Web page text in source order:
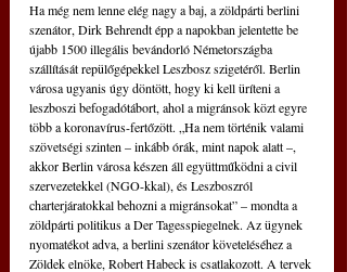
Ha még nem lenne elég nagy a baj, a zöldpárti berlini
szenátor, Dirk Behrendt épp a napokban jelentette be
újabb 1500 illegális bevándorló Németországba
szállítását repülőgépekkel Leszbosz szigetéről. Berlin
városa ugyanis úgy döntött, hogy ki kell üríteni a
leszboszi befogadótábort, ahol a migránsok közt egyre
több a koronavírus-fertőzött. „Ha nem történik valami
szövetségi szinten – inkább órák, mint napok alatt –,
akkor Berlin városa készen áll együttműködni a civil
szervezetekkel (NGO-kkal), és Leszboszról
charterjáratokkal behozni a migránsokat” – mondta a
zöldpárti politikus a Der Tagesspiegelnek. Az ügynek
nyomatékot adva, a berlini szenátor követeléséhez a
Zöldek elnöke, Robert Habeck is csatlakozott. A tervek